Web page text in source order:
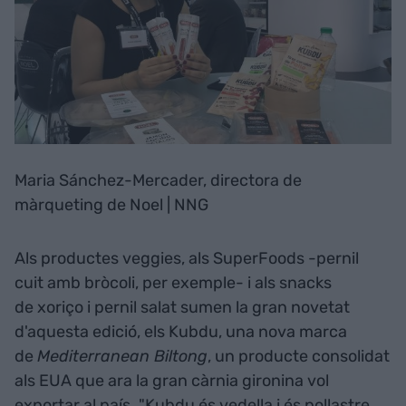
Maria Sánchez-Mercader, directora de
màrqueting de Noel | NNG
Als productes veggies, als SuperFoods -pernil
cuit amb bròcoli, per exemple- i als snacks
de xoriço i pernil salat sumen la gran novetat
d'aquesta edició, els Kubdu, una nova marca
de Mediterranean Biltong, un producte consolidat
als EUA que ara la gran càrnia gironina vol